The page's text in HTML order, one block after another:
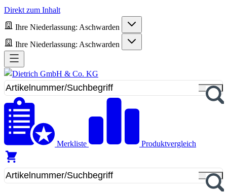
Direkt zum Inhalt
Ihre Niederlassung: Aschwarden
Ihre Niederlassung: Aschwarden
Merkliste Produktvergleich